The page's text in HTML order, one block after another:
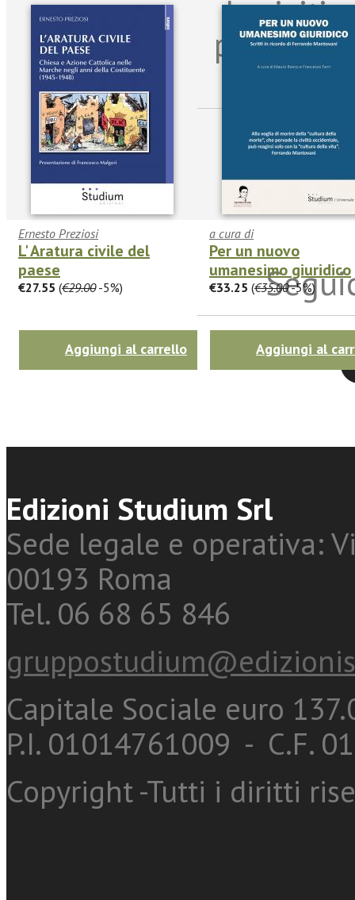
Ernesto Preziosi
L' Aratura civile del
paese
€27.55 (€29.00-5%)
Aggiungi al carrello
a cura di
Per un nuovo
umanesimo giuridico
€33.25 (€35.00-5%)
Aggiungi al
Iscriviti
per
sulle
Edizioni Studium Srl
Sede legale e operativa:
00193 Roma
Tel. 06 68 65 846
Capitale Sociale euro
P.I. 01014761009 - C.F.
Copyright -Tutti i diritti